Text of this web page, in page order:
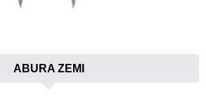
ABURA ZEMI